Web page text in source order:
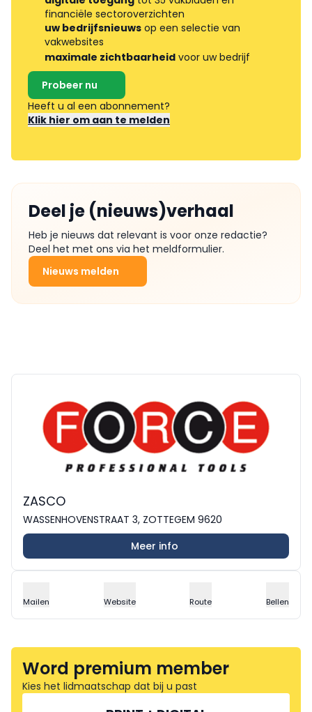
financiële sectoroverzichten
uw bedrijfsnieuws op een selectie van
vakwebsites
maximale zichtbaarheid voor uw bedrijf
Probeer nu
Heeft u al een abonnement?
Klik hier om aan te melden
Deel je (nieuws)verhaal
Heb je nieuws dat relevant is voor onze redactie?
Deel het met ons via het meldformulier.
Nieuws melden
ZASCO
WASSENHOVENSTRAAT 3, ZOTTEGEM 9620
Meer info
Mailen Website Route Bellen
Word premium member
Kies het lidmaatschap dat bij u past